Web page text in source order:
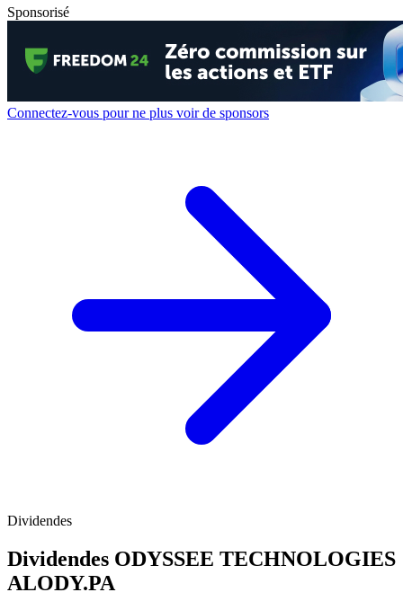
Sponsorisé
Connectez-vous pour ne plus voir de sponsors
Dividendes
Dividendes ODYSSEE TECHNOLOGIES
ALODY.PA